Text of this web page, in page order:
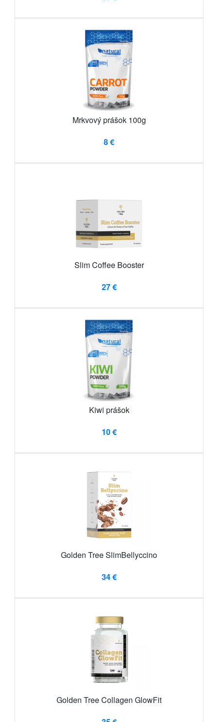
Mrkvový prášok 100g
8 €
Slim Coffee Booster
27 €
Kiwi prášok
10 €
Golden Tree SlimBellyccino
34 €
Golden Tree Collagen GlowFit